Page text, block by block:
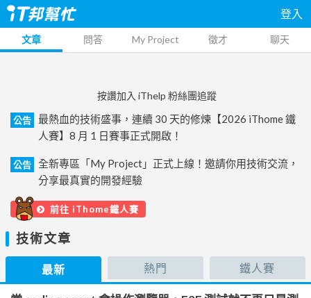
登入
文章 問答 My Project 徵才 聊天
按讚加入 iThelp 粉絲團追蹤
公告
最熱血的技術盛事，連續 30 天的修煉【2026 iThome 鐵
人賽】8 月 1 日賽事正式開啟！
公告
全新專區「My Project」正式上線！邀請你用技術交流，
分享最真實的開發經驗
前往 iThome鐵人賽
技術文章
最新 熱門 鐵人賽